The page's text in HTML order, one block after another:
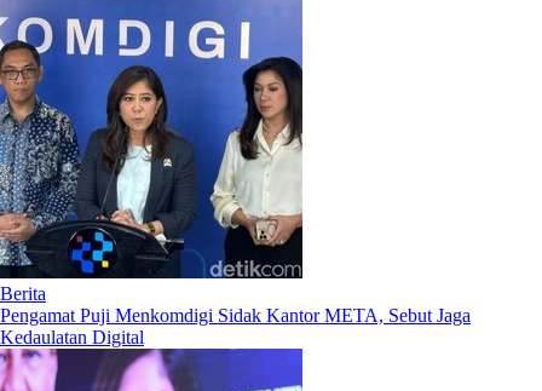
Berita
Pengamat Puji Menkomdigi Sidak Kantor META, Sebut Jaga
Kedaulatan Digital